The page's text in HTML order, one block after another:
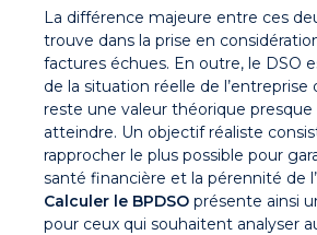
La différence majeure entre ces
trouve dans la prise en
factures échues. En outre, le DSO
de la situation réelle de l’entreprise
reste une valeur théorique presque
atteindre. Un objectif réaliste
rapprocher le plus possible pour
santé financière et la pérennité de
Calculer le BPDSO présente ainsi
pour ceux qui souhaitent analyser